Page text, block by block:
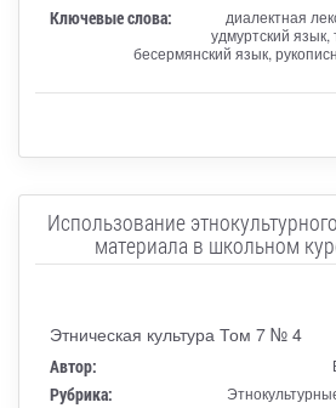
Ключевые слова:
диалектная
удмуртский язык,
бесермянский язык,
Использование
материала в школьном
Этническая культура Том 7 № 4
Автор:
Рубрика: